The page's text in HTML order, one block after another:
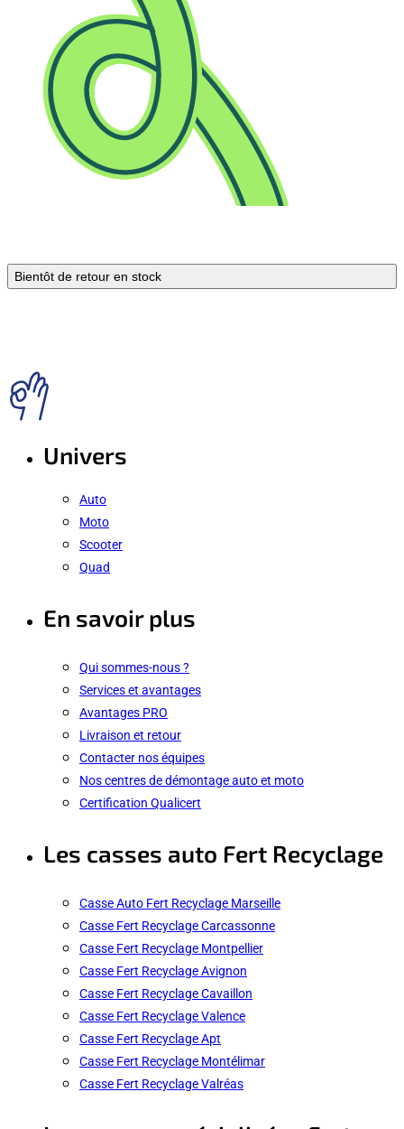
Bientôt de retour en stock
Univers
Auto
Moto
Scooter
Quad
En savoir plus
Qui sommes-nous ?
Services et avantages
Avantages PRO
Livraison et retour
Contacter nos équipes
Nos centres de démontage auto et moto
Certification Qualicert
Les casses auto Fert Recyclage
Casse Auto Fert Recyclage Marseille
Casse Fert Recyclage Carcassonne
Casse Fert Recyclage Montpellier
Casse Fert Recyclage Avignon
Casse Fert Recyclage Cavaillon
Casse Fert Recyclage Valence
Casse Fert Recyclage Apt
Casse Fert Recyclage Montélimar
Casse Fert Recyclage Valréas